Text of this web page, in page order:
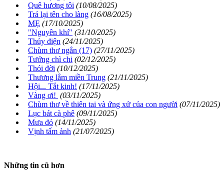
Quê hương tôi (10/08/2025)
Trả lại tên cho làng (16/08/2025)
MẸ (17/10/2025)
"Nguyên khí" (31/10/2025)
Thủy điện (24/11/2025)
Chùm thơ ngắn (17) (27/11/2025)
Tướng chì chi (02/12/2025)
Thói đời (10/12/2025)
Thương lắm miền Trung (21/11/2025)
Hội... Tắt kinh! (17/11/2025)
Vàng ơi! (03/11/2025)
Chùm thơ về thiên tai và ứng xử của con người (07/11/2025)
Lục bát cà phê (09/11/2025)
Mưa đỏ (14/11/2025)
Vịnh tấm ảnh (21/07/2025)
Những tin cũ hơn